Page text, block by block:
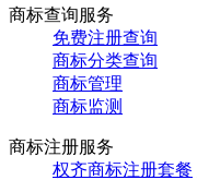
商标查询服务
免费注册查询
商标分类查询
商标管理
商标监测
商标注册服务
权齐商标注册套餐